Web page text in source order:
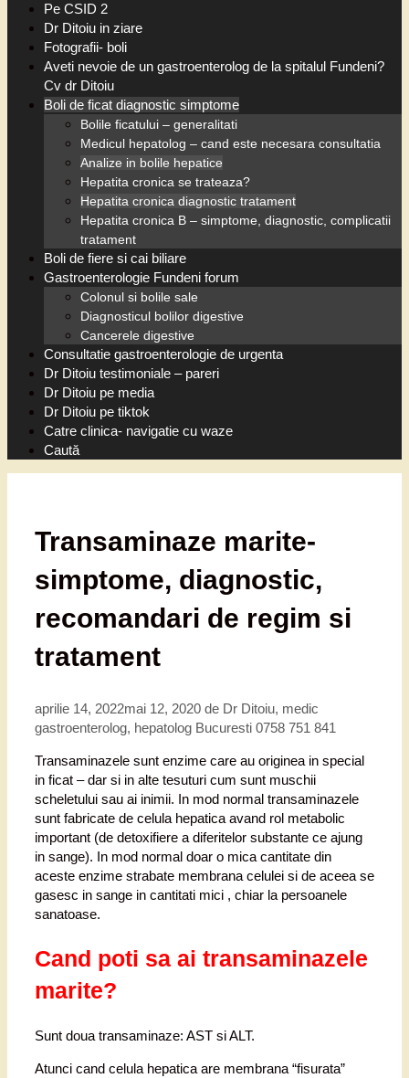
Pe CSID 2
Dr Ditoiu in ziare
Fotografii- boli
Aveti nevoie de un gastroenterolog de la spitalul Fundeni?
Cv dr Ditoiu
Boli de ficat diagnostic simptome
Bolile ficatului – generalitati
Medicul hepatolog – cand este necesara consultatia
Analize in bolile hepatice
Hepatita cronica se trateaza?
Hepatita cronica diagnostic tratament
Hepatita cronica B – simptome, diagnostic, complicatii
tratament
Boli de fiere si cai biliare
Gastroenterologie Fundeni forum
Colonul si bolile sale
Diagnosticul bolilor digestive
Cancerele digestive
Consultatie gastroenterologie de urgenta
Dr Ditoiu testimoniale – pareri
Dr Ditoiu pe media
Dr Ditoiu pe tiktok
Catre clinica- navigatie cu waze
Caută
Transaminaze marite-
simptome, diagnostic,
recomandari de regim si
tratament
aprilie 14, 2022mai 12, 2020 de Dr Ditoiu, medic
gastroenterolog, hepatolog Bucuresti 0758 751 841
Transaminazele sunt enzime care au originea in special
in ficat – dar si in alte tesuturi cum sunt muschii
scheletului sau ai inimii. In mod normal transaminazele
sunt fabricate de celula hepatica avand rol metabolic
important (de detoxifiere a diferitelor substante ce ajung
in sange). In mod normal doar o mica cantitate din
aceste enzime strabate membrana celulei si de aceea se
gasesc in sange in cantitati mici , chiar la persoanele
sanatoase.
Cand poti sa ai transaminazele
marite?
Sunt doua transaminaze: AST si ALT.
Atunci cand celula hepatica are membrana “fisurata”